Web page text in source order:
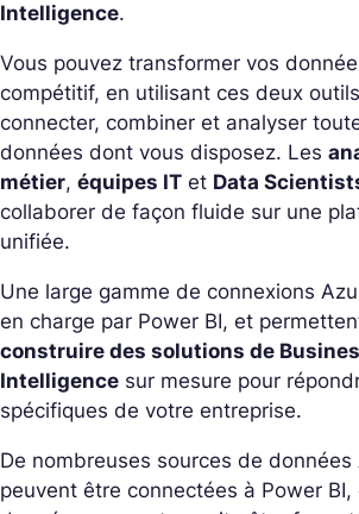
Intelligence.
Vous pouvez transformer vos
compétitif, en utilisant ces deux
connecter, combiner et analyser
données dont vous disposez. Les
métier, équipes IT et Data
collaborer de façon fluide sur une
unifiée.
Une large gamme de connexions
en charge par Power BI, et
construire des solutions de
Intelligence sur mesure pour
spécifiques de votre entreprise.
De nombreuses sources de données
peuvent être connectées à Power BI,